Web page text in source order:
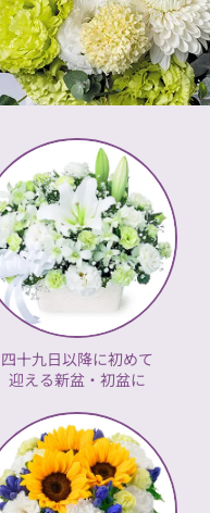
四十九日以降に初めて
迎える新盆・初盆に